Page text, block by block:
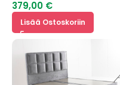
Petauspatja
379,00 €
Lisää Ostoskoriin